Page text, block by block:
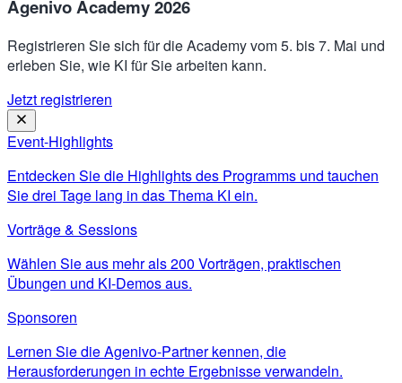
Agenivo Academy 2026
Registrieren Sie sich für die Academy vom 5. bis 7. Mai und
erleben Sie, wie KI für Sie arbeiten kann.
Jetzt registrieren
Event-Highlights
Entdecken Sie die Highlights des Programms und tauchen
Sie drei Tage lang in das Thema KI ein.
Vorträge & Sessions
Wählen Sie aus mehr als 200 Vorträgen, praktischen
Übungen und KI-Demos aus.
Sponsoren
Lernen Sie die Agenivo-Partner kennen, die
Herausforderungen in echte Ergebnisse verwandeln.